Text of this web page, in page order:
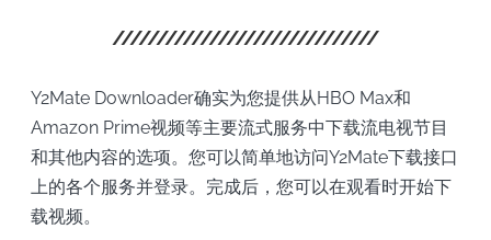
Y2Mate Downloader确实为您提供从HBO Max和
Amazon Prime视频等主要流式服务中下载流电视节目
和其他内容的选项。您可以简单地访问Y2Mate下载接口
上的各个服务并登录。完成后，您可以在观看时开始下
载视频。